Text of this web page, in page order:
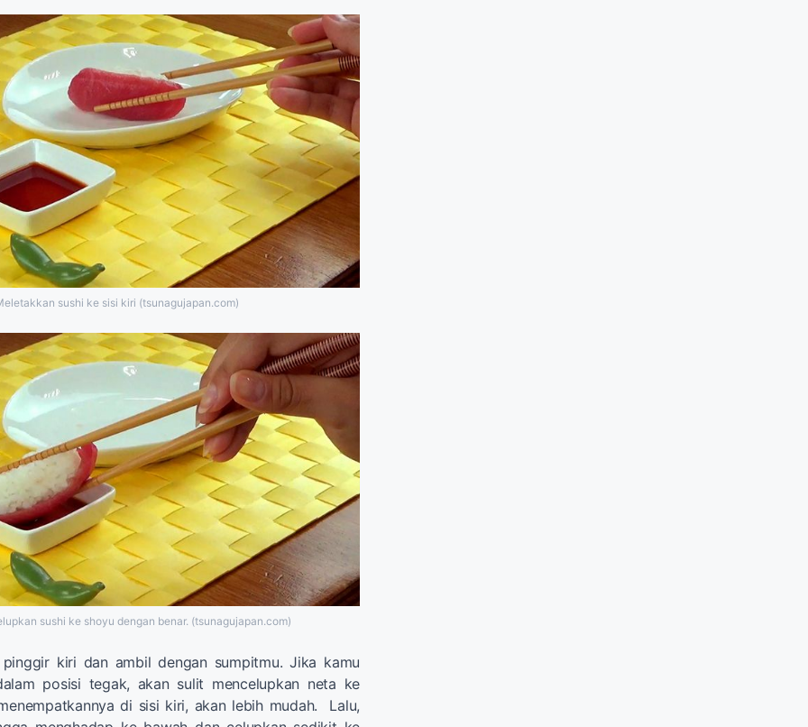
sushi ke sisi kiri (tsunagujapan.com)
sushi ke shoyu dengan benar. (tsunagujapan.com)
kiri dan ambil dengan sumpitmu. Jika kamu
posisi tegak, akan sulit mencelupkan neta ke
di sisi kiri, akan lebih mudah. Lalu,